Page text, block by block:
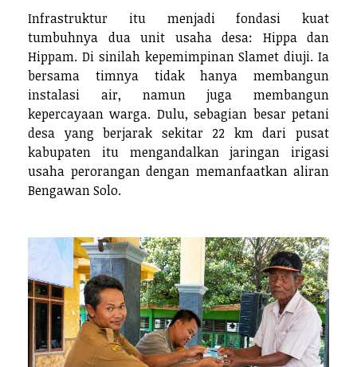
Infrastruktur itu menjadi fondasi kuat
tumbuhnya dua unit usaha desa: Hippa dan
Hippam. Di sinilah kepemimpinan Slamet diuji. Ia
bersama timnya tidak hanya membangun
instalasi air, namun juga membangun
kepercayaan warga. Dulu, sebagian besar petani
desa yang berjarak sekitar 22 km dari pusat
kabupaten itu mengandalkan jaringan irigasi
usaha perorangan dengan memanfaatkan aliran
Bengawan Solo.